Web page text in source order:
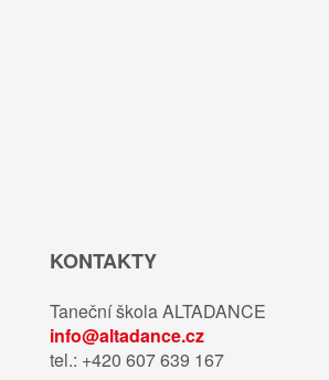
KONTAKTY
Taneční škola ALTADANCE
info@altadance.cz
tel.: +420 607 639 167